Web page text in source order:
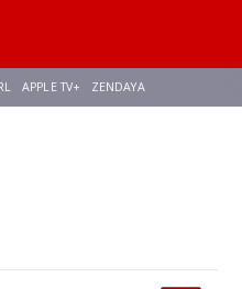
APPLE TV+ ZENDAYA